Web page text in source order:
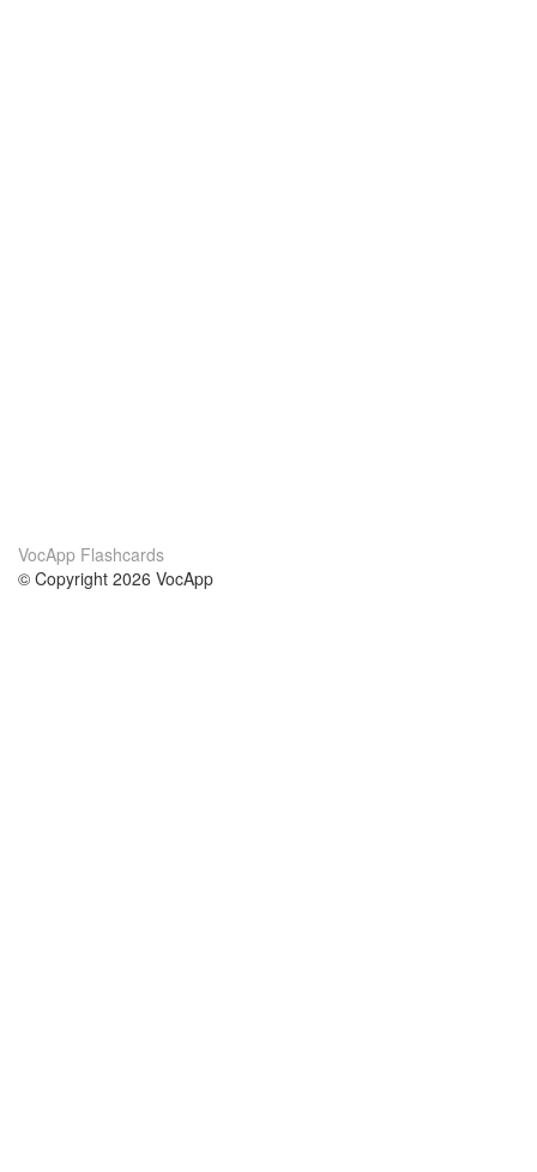
VocApp Flashcards
© Copyright 2026 VocApp